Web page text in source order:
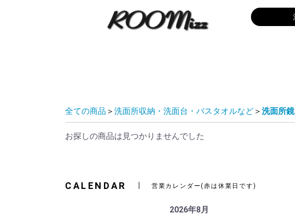
全ての商品 ＞ 洗面所収納・洗面台・バスタオルなど ＞ 洗面所鏡
お探しの商品は見つかりませんでした
CALENDAR 営業カレンダー(赤は休業日です)
2026年8月